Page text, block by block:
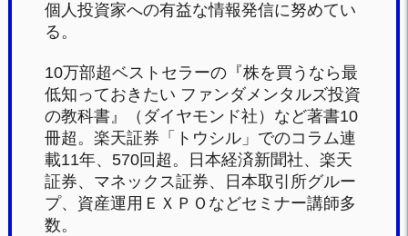
個人投資家への有益な情報発信に努めてい
る。
10万部超ベストセラーの『株を買うなら最
低知っておきたい ファンダメンタルズ投資
の教科書』（ダイヤモンド社）など著書10
冊超。楽天証券「トウシル」でのコラム連
載11年、570回超。日本経済新聞社、楽天
証券、マネックス証券、日本取引所グルー
プ、資産運用ＥＸＰＯなどセミナー講師多
数。